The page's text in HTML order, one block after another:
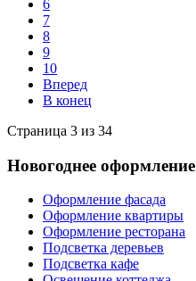
6
7
8
9
10
Вперед
В конец
Страница 3 из 34
Новогоднее оформление
Оформление фасада
Оформление квартиры
Оформление ресторана
Подсветка деревьев
Подсветка кафе